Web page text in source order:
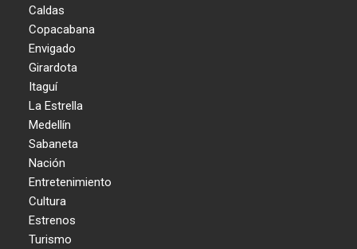
Caldas
Copacabana
Envigado
Girardota
Itaguí
La Estrella
Medellín
Sabaneta
Nación
Entretenimiento
Cultura
Estrenos
Turismo